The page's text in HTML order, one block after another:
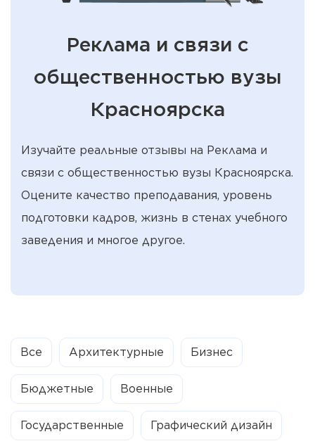
Реклама и связи с
общественностью вузы
Красноярска
Изучайте реальные отзывы на Реклама и
связи с общественностью вузы Красноярска.
Оцените качество преподавания, уровень
подготовки кадров, жизнь в стенах учебного
заведения и многое другое.
Все Архитектурные Бизнес
Бюджетные Военные
Государственные Графический дизайн